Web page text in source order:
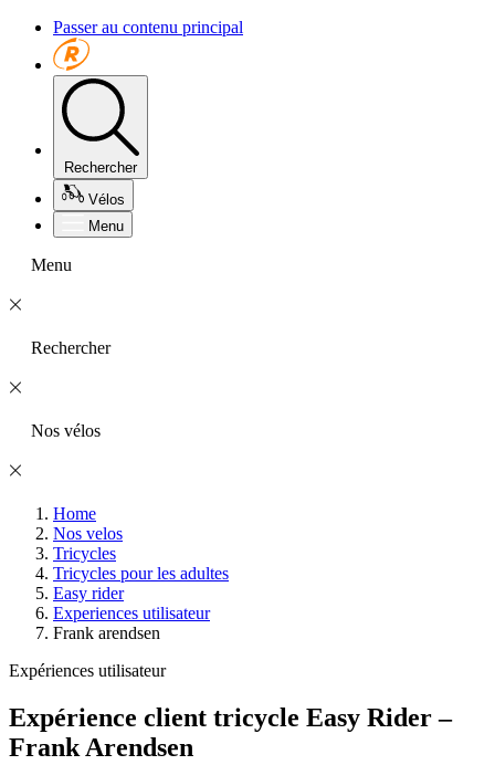
Passer au contenu principal
Rechercher
Vélos
Menu
Menu
Rechercher
Nos vélos
Home
Nos velos
Tricycles
Tricycles pour les adultes
Easy rider
Experiences utilisateur
Frank arendsen
Expériences utilisateur
Expérience client tricycle Easy Rider –
Frank Arendsen